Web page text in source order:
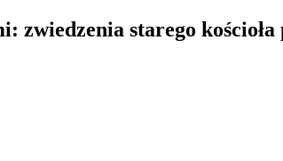
zwiedzenia starego